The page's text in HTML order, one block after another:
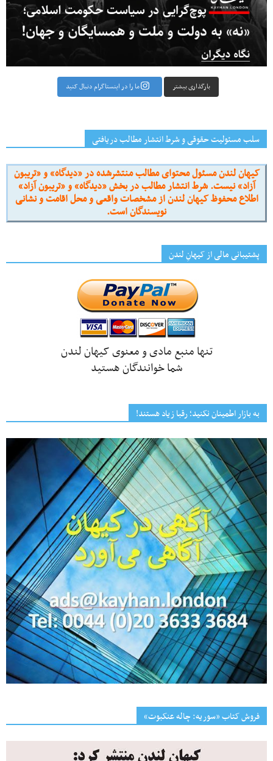
بارگذاری بیشتر ما را در اینستاگرام دنبال کنید
سلب مسئولیت حقوقی و شرط انتشار مطالب دریافتی
کیهان لندن مسئول محتوای مطالب منتشرشده در «دیدگاه» و «تریبون
آزاد» نیست. شرط انتشار مطالب در بخش «دیدگاه» و «تریبون آزاد»
اطلاع محفوظ کیهان لندن از مشخصات واقعی و محل اقامت و نشانی
نویسندگان است.
پشتیبانی مالی از کیهانِ لندن
تنها منبع مادی و معنوی کیهان لندن
شما خوانندگان هستید
به بازار اطمینان نکنید؛ رقبا زیاد هستند!
فروش کتاب «سوریه: چاله عنکبوت»